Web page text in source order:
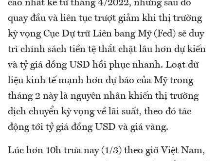
cao nhất kể từ tháng 4/2022, nhưng sau đó
quay đầu và liên tục trượt giảm khi thị trường
kỳ vọng Cục Dự trữ Liên bang Mỹ (Fed) sẽ duy
trì chính sách tiền tệ thắt chặt lâu hơn dự kiến
và tỷ giá đồng USD hồi phục nhanh. Loạt dữ
liệu kinh tế mạnh hơn dự báo của Mỹ trong
tháng 2 này là nguyên nhân khiến thị trường
dịch chuyển kỳ vọng về lãi suất, theo đó tác
động tới tỷ giá đồng USD và giá vàng.
Lúc hơn 10h trưa nay (1/3) theo giờ Việt Nam,